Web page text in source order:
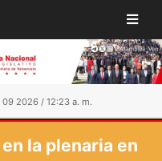
2026 / 12:23 a. m.
la plenaria en